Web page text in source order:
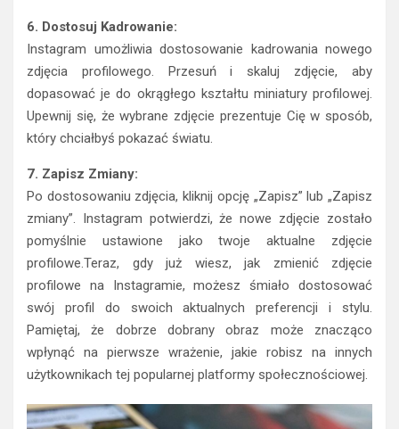
6. Dostosuj Kadrowanie:
Instagram umożliwia dostosowanie kadrowania nowego
zdjęcia profilowego. Przesuń i skaluj zdjęcie, aby
dopasować je do okrągłego kształtu miniatury profilowej.
Upewnij się, że wybrane zdjęcie prezentuje Cię w sposób,
który chciałbyś pokazać światu.
7. Zapisz Zmiany:
Po dostosowaniu zdjęcia, kliknij opcję „Zapisz” lub „Zapisz
zmiany”. Instagram potwierdzi, że nowe zdjęcie zostało
pomyślnie ustawione jako twoje aktualne zdjęcie
profilowe.Teraz, gdy już wiesz, jak zmienić zdjęcie
profilowe na Instagramie, możesz śmiało dostosować
swój profil do swoich aktualnych preferencji i stylu.
Pamiętaj, że dobrze dobrany obraz może znacząco
wpłynąć na pierwsze wrażenie, jakie robisz na innych
użytkownikach tej popularnej platformy społecznościowej.